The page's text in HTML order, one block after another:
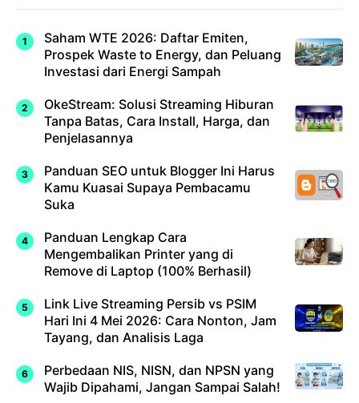
Saham WTE 2026: Daftar Emiten,
Prospek Waste to Energy, dan Peluang
Investasi dari Energi Sampah
OkeStream: Solusi Streaming Hiburan
Tanpa Batas, Cara Install, Harga, dan
Penjelasannya
Panduan SEO untuk Blogger Ini Harus
Kamu Kuasai Supaya Pembacamu
Suka
Panduan Lengkap Cara
Mengembalikan Printer yang di
Remove di Laptop (100% Berhasil)
Link Live Streaming Persib vs PSIM
Hari Ini 4 Mei 2026: Cara Nonton, Jam
Tayang, dan Analisis Laga
Perbedaan NIS, NISN, dan NPSN yang
Wajib Dipahami, Jangan Sampai Salah!